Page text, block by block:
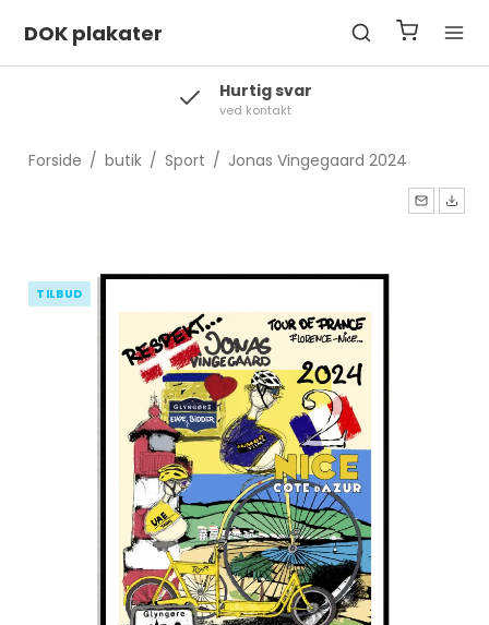
DOK plakater
Levering
2-3 hverdage
Forside / butik / Sport / Jonas Vingegaard 2024
TILBUD